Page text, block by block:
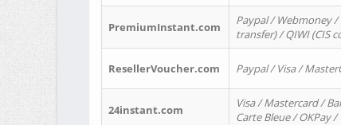
PremiumInstant.com
Paypal / Webmoney
transfer) / QIWI (CIS
ResellerVoucher.com Paypal / Visa /
24instant.com
Visa / Mastercard /
Carte Bleue / OKPay